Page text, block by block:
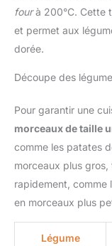
fourà 200°C. Cette
et permet aux
dorée.
Découpe des
Pour garantir une
morceaux de taille
comme les patates
morceaux plus
rapidement, comme
en morceaux plus
Légume